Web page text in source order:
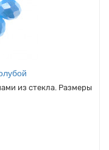
из стекла. Размеры